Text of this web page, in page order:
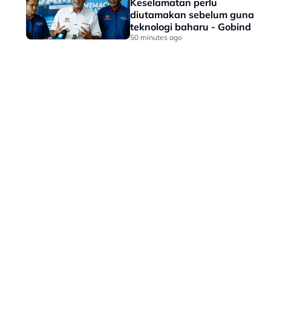
Keselamatan perlu
diutamakan sebelum guna
teknologi baharu - Gobind
50 minutes ago